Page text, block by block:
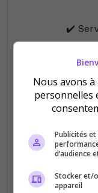
✔️
✔️
✔️
Nous avons
personnelles
Publicités
d’audience
Stocker et/
appareil